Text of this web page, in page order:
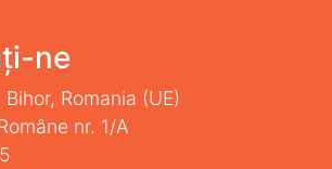
ne
Romania (UE)
nr. 1/A